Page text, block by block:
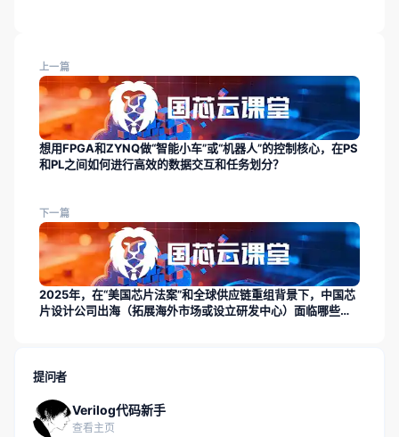
上一篇
想用FPGA和ZYNQ做“智能小车”或“机器人”的控制核心，在PS
和PL之间如何进行高效的数据交互和任务划分？
下一篇
2025年，在“美国芯片法案”和全球供应链重组背景下，中国芯
片设计公司出海（拓展海外市场或设立研发中心）面临哪些主
提问者
Verilog代码新手
查看主页